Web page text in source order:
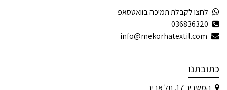
לחצו לקבלת תמיכה בוואטסאפ
036836320
info@mekorhatextil.com
כתובתנו
המשביר 17, תל אביב